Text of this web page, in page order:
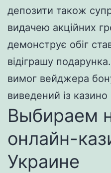
депозити також
видачею акційних
демонструє обіг
відіграшу
вимог вейджера
виведений із казино
Выбираем
онлайн-
Украине